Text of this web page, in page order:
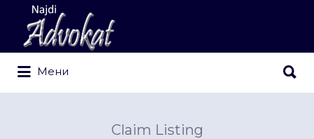
Search
for:
Мени
for:
Claim Listing